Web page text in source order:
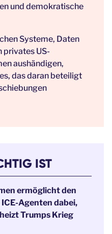
und demokratische
Systeme, Daten
privates US-
aushändigen,
das daran beteiligt
IST
ermöglicht den
Agenten dabei,
Trumps Krieg